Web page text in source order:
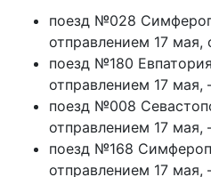
поезд №028
отправлением 17 мая,
поезд №180
отправлением 17 мая,
поезд №008
отправлением 17 мая,
поезд №168
отправлением 17 мая,